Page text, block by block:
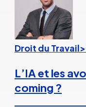
Droit du
L’IA et les
coming ?